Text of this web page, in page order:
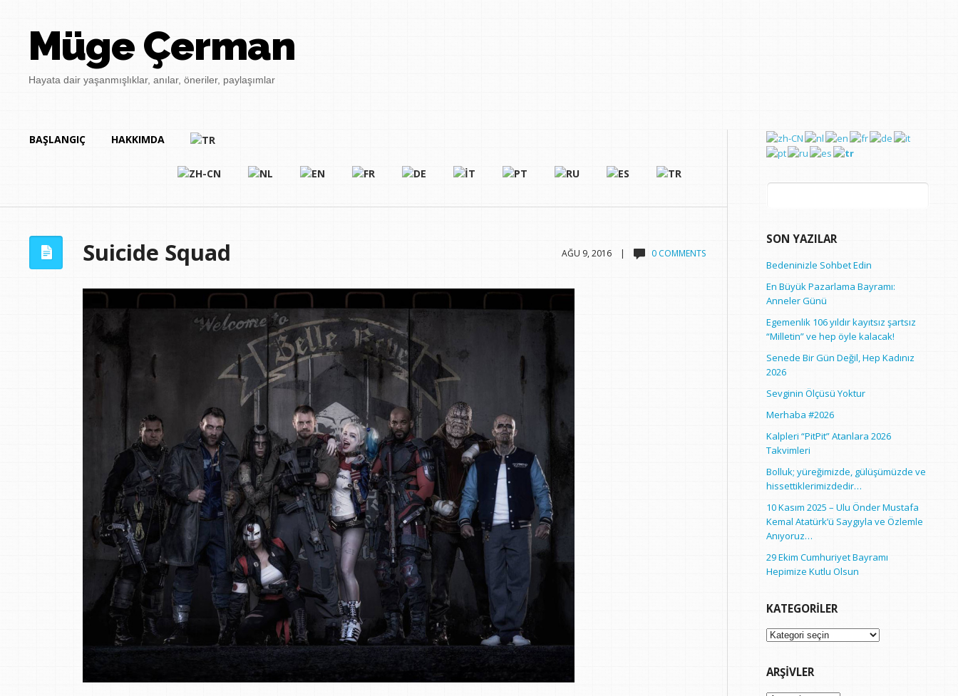
Müge Çerman
Hayata dair yaşanmışlıklar, anılar, öneriler, paylaşımlar
BAŞLANGIÇ HAKKIMDA
AĞU 9, 2016 | 0 COMMENTS
Suicide Squad
Arama:
SON YAZILAR
Bedeninizle Sohbet Edin
En Büyük Pazarlama Bayramı:
Anneler Günü
Egemenlik 106 yıldır kayıtsız şartsız
“Milletin” ve hep öyle kalacak!
Senede Bir Gün Değil, Hep Kadınız
2026
Sevginin Ölçüsü Yoktur
Merhaba #2026
Kalpleri “PitPit” Atanlara 2026
Takvimleri
Bolluk; yüreğimizde, gülüşümüzde ve
hissettiklerimizdedir…
10 Kasım 2025 – Ulu Önder Mustafa
Kemal Atatürk’ü Saygıyla ve Özlemle
Anıyoruz…
29 Ekim Cumhuriyet Bayramı
Hepimize Kutlu Olsun
KATEGORILER
Kategoriler
ARŞIVLER